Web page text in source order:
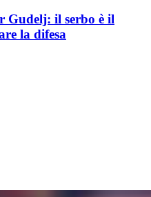
Gudelj: il serbo è il
la difesa